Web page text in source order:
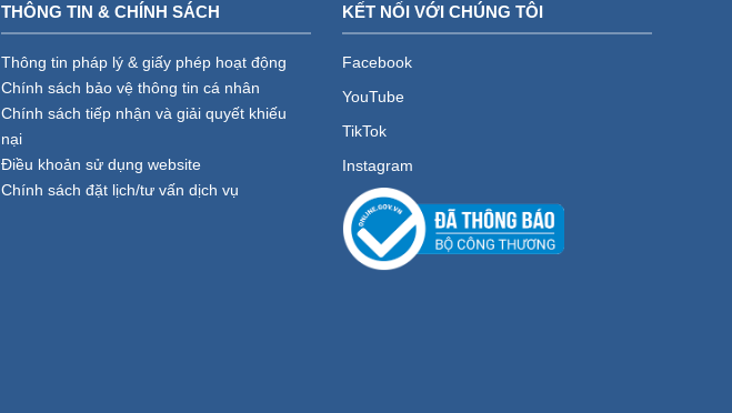
THÔNG TIN & CHÍNH SÁCH
Thông tin pháp lý & giấy phép hoạt động
Chính sách bảo vệ thông tin cá nhân
Chính sách tiếp nhận và giải quyết khiếu
nại
Điều khoản sử dụng website
Chính sách đặt lịch/tư vấn dịch vụ
KẾT NỐI VỚI CHÚNG TÔI
Facebook
YouTube
TikTok
Instagram